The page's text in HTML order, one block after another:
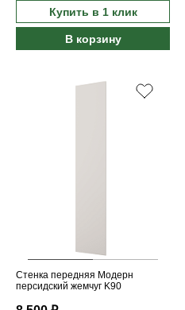
Купить в 1 клик
В корзину
Стенка передняя Модерн
персидский жемчуг K90